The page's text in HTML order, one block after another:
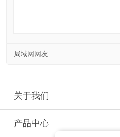
局域网网友
关于我们
产品中心